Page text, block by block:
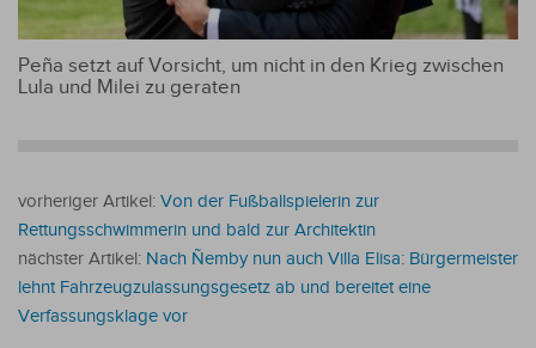
Peña setzt auf Vorsicht, um nicht in den Krieg zwischen
Lula und Milei zu geraten
vorheriger Artikel: Von der Fußballspielerin zur
Rettungsschwimmerin und bald zur Architektin
nächster Artikel: Nach Ñemby nun auch Villa Elisa: Bürgermeister
lehnt Fahrzeugzulassungsgesetz ab und bereitet eine
Verfassungsklage vor